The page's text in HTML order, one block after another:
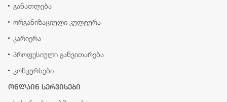
განათლება
ორგანიზაციული კულტურა
კარიერა
პროფესიული განვითარება
კონკურსები
ონლაინ სერვისები